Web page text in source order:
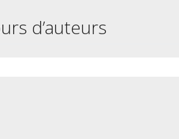
d’auteurs